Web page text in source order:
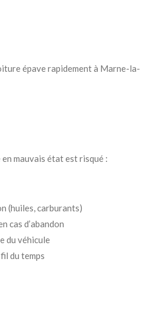
épave rapidement à Marne-la-
mauvais état est risqué :
(huiles, carburants)
cas d’abandon
du véhicule
du temps